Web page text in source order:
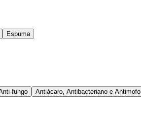
Espuma
fungo Antiácaro, Antibacteriano e Antimofo